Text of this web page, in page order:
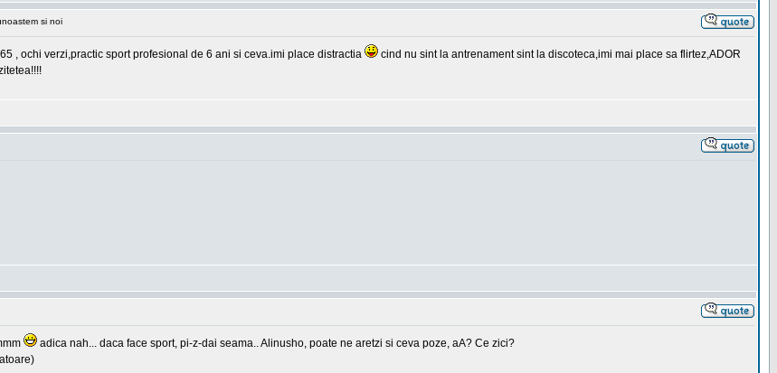
si noi
, ochi verzi,practic sport profesional de 6 ani si ceva.imi place distractia
cind nu sint la antrenament sint la discoteca,imi mai place sa flirtez,ADOR
adica nah... daca face sport, pi-z-dai seama.. Alinusho, poate ne aretzi si ceva poze, aA? Ce zici?